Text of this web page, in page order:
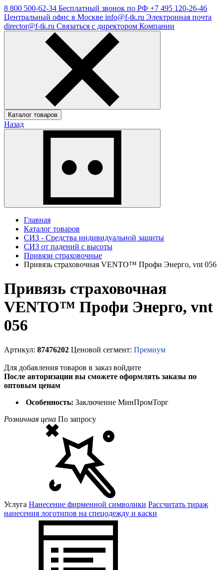
8 800 500-62-34 Бесплатный звонок по РФ +7 495 120-26-46
Центральный офис в Москве info@f-tk.ru Электронная почта
director@f-tk.ru Связаться с директором Компании
Каталог товаров
Назад
Главная
Каталог товаров
СИЗ - Средства индивидуальной защиты
СИЗ от падений с высоты
Привязи страховочные
Привязь страховочная VENTO™ Профи Энерго, vnt 056
Привязь страховочная
VENTO™ Профи Энерго, vnt
056
Артикул: 87476202 Ценовой сегмент: Премиум
Для добавления товаров в заказ войдите
После авторизации вы сможете оформлять заказы по
оптовым ценам
Особенность: Заключение МинПромТорг
Розничная цена По запросу
Услуга Нанесение фирменной символики Рассчитать тираж
нанесения логотипов на спецодежду и каски